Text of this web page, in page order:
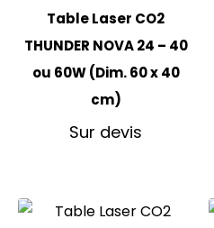
Table Laser CO2
THUNDER NOVA 24 – 40
ou 60W (Dim. 60 x 40
cm)
Sur devis